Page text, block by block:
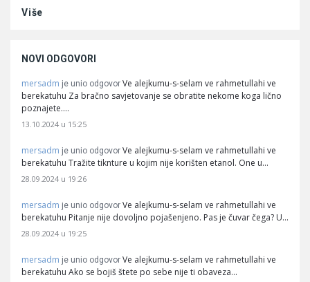
Više
NOVI ODGOVORI
mersadm je unio odgovor Ve alejkumu-s-selam ve rahmetullahi ve
berekatuhu Za bračno savjetovanje se obratite nekome koga lično
poznajete.…
13.10.2024 u 15:25
mersadm je unio odgovor Ve alejkumu-s-selam ve rahmetullahi ve
berekatuhu Tražite tiknture u kojim nije korišten etanol. One u…
28.09.2024 u 19:26
mersadm je unio odgovor Ve alejkumu-s-selam ve rahmetullahi ve
berekatuhu Pitanje nije dovoljno pojašenjeno. Pas je čuvar čega? U…
28.09.2024 u 19:25
mersadm je unio odgovor Ve alejkumu-s-selam ve rahmetullahi ve
berekatuhu Ako se bojiš štete po sebe nije ti obaveza…